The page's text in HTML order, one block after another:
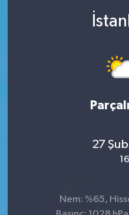
27
Nem: %65,